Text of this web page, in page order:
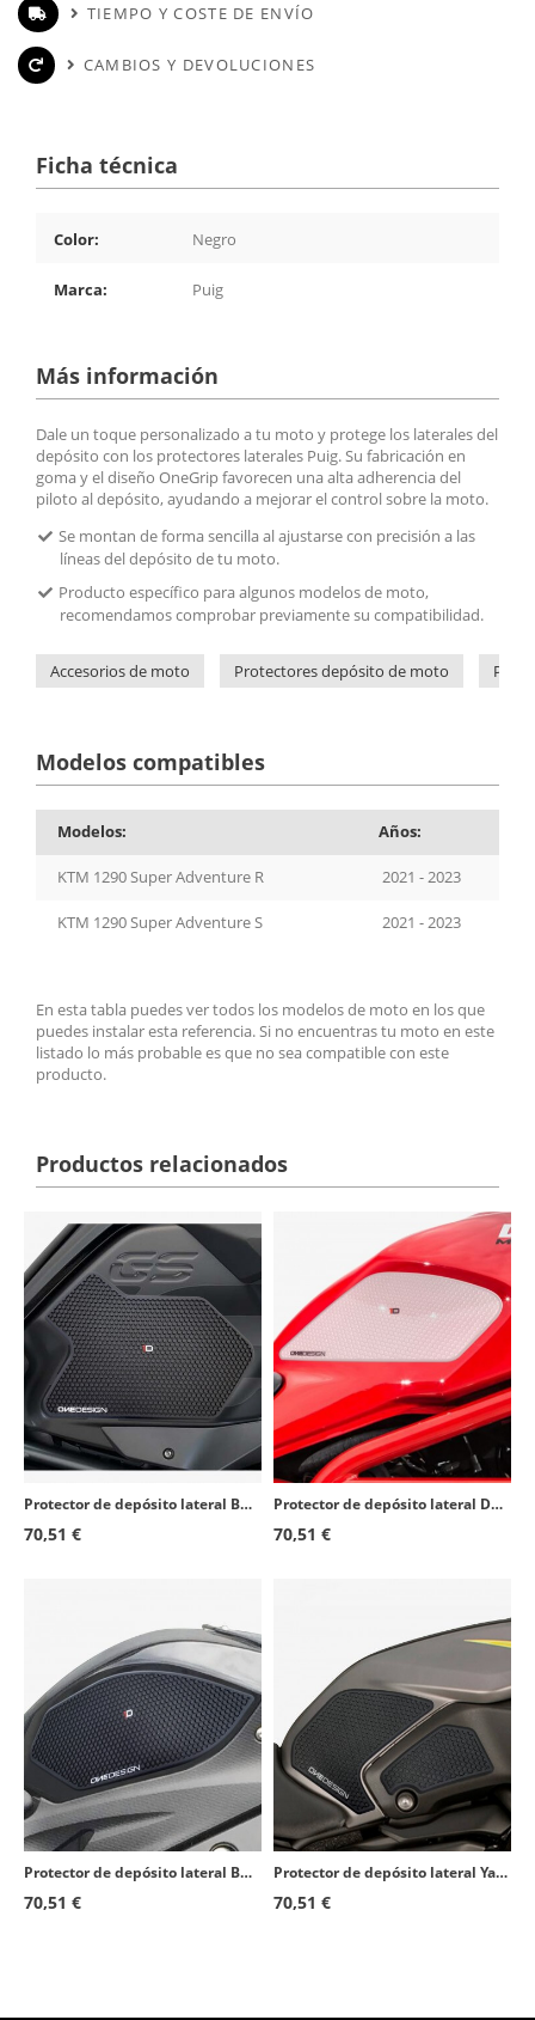
TIEMPO Y COSTE DE ENVÍO
CAMBIOS Y DEVOLUCIONES
Ficha técnica
Color: Negro
Marca: Puig
Más información
Dale un toque personalizado a tu moto y protege los laterales del
depósito con los protectores laterales Puig. Su fabricación en
goma y el diseño OneGrip favorecen una alta adherencia del
piloto al depósito, ayudando a mejorar el control sobre la moto.
Se montan de forma sencilla al ajustarse con precisión a las
líneas del depósito de tu moto.
Producto específico para algunos modelos de moto,
recomendamos comprobar previamente su compatibilidad.
Accesorios de moto Protectores depósito de moto
Modelos compatibles
Modelos: Años:
KTM 1290 Super Adventure R 2021 - 2023
KTM 1290 Super Adventure S 2021 - 2023
En esta tabla puedes ver todos los modelos de moto en los que
puedes instalar esta referencia. Si no encuentras tu moto en este
listado lo más probable es que no sea compatible con este
producto.
Productos relacionados
Protector de depósito lateral BMW R1200GS Adventure (14-18), R1250GS Adventure (19-23) color Negro de Puig 20063N
70,51 €
Protector de depósito lateral Ducati Monster 1200 (14-20), 797 (17-19), 797+ (17-20), 821 (14-20) color Transparente de Puig 200
70,51 €
Protector de depósito lateral BMW S1000R (14-20), S1000RR (09-18) color Negro de Puig 20065N
70,51 €
Protector de depósito lateral Yamaha MT-07 (18-20) color Negro de Puig 20089N
70,51 €